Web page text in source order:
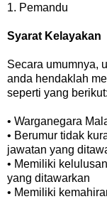
1. Pemandu
Syarat Kelayakan
Secara umumnya,
anda hendaklah
seperti yang berikut:
• Warganegara
• Berumur tidak
jawatan yang
• Memiliki
yang ditawarkan
• Memiliki